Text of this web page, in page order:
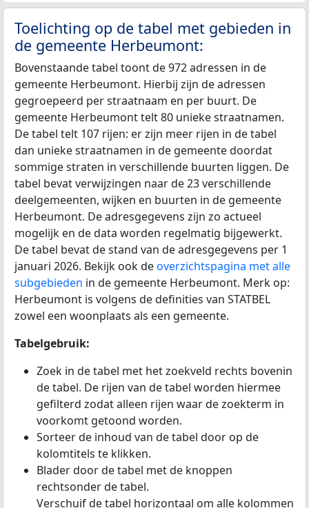
Toelichting op de tabel met gebieden in
de gemeente Herbeumont:
Bovenstaande tabel toont de 972 adressen in de
gemeente Herbeumont. Hierbij zijn de adressen
gegroepeerd per straatnaam en per buurt. De
gemeente Herbeumont telt 80 unieke straatnamen.
De tabel telt 107 rijen: er zijn meer rijen in de tabel
dan unieke straatnamen in de gemeente doordat
sommige straten in verschillende buurten liggen. De
tabel bevat verwijzingen naar de 23 verschillende
deelgemeenten, wijken en buurten in de gemeente
Herbeumont. De adresgegevens zijn zo actueel
mogelijk en de data worden regelmatig bijgewerkt.
De tabel bevat de stand van de adresgegevens per 1
januari 2026. Bekijk ook deoverzichtspagina met alle
subgebieden in de gemeente Herbeumont. Merk op:
Herbeumont is volgens de definities van STATBEL
zowel een woonplaats als een gemeente.
Tabelgebruik:
Zoek in de tabel met het zoekveld rechts bovenin
de tabel. De rijen van de tabel worden hiermee
gefilterd zodat alleen rijen waar de zoekterm in
voorkomt getoond worden.
Sorteer de inhoud van de tabel door op de
kolomtitels te klikken.
Blader door de tabel met de knoppen
rechtsonder de tabel.
Verschuif de tabel horizontaal om alle kolommen